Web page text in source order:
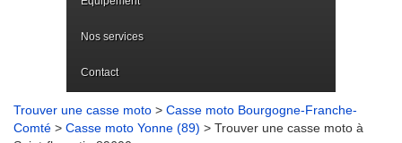
Nos services
Contact
Trouver une casse moto > Casse moto Bourgogne-Franche-
Comté > Casse moto Yonne (89) > Trouver une casse moto à